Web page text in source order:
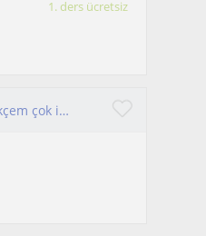
1. ders ücretsiz
Gastronomi mezunuyum.Yks sıralamasında 21 bine girdim.Türkçem çok iyidir aynı zamanda gastronomi dersleri de verebilirim.